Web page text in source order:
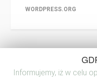
WORDPRESS.ORG
Informujemy, iż w celu